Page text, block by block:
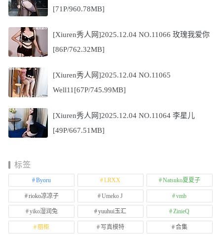
[71P/960.78MB]
[Xiuren秀人网]2025.12.04 NO.11066 玫瑰我爱你
[86P/762.32MB]
[Xiuren秀人网]2025.12.04 NO.11065
Well11[67P/745.99MB]
[Xiuren秀人网]2025.12.04 NO.11064 李星儿
[49P/667.51MB]
标签
Byoru LRXX Natsuko夏夏子
rioko凉凉子 Umeko J vmb
yiko湿润兔 yuuhui玉汇 ZinieQ
丽柜 写真模特 合集